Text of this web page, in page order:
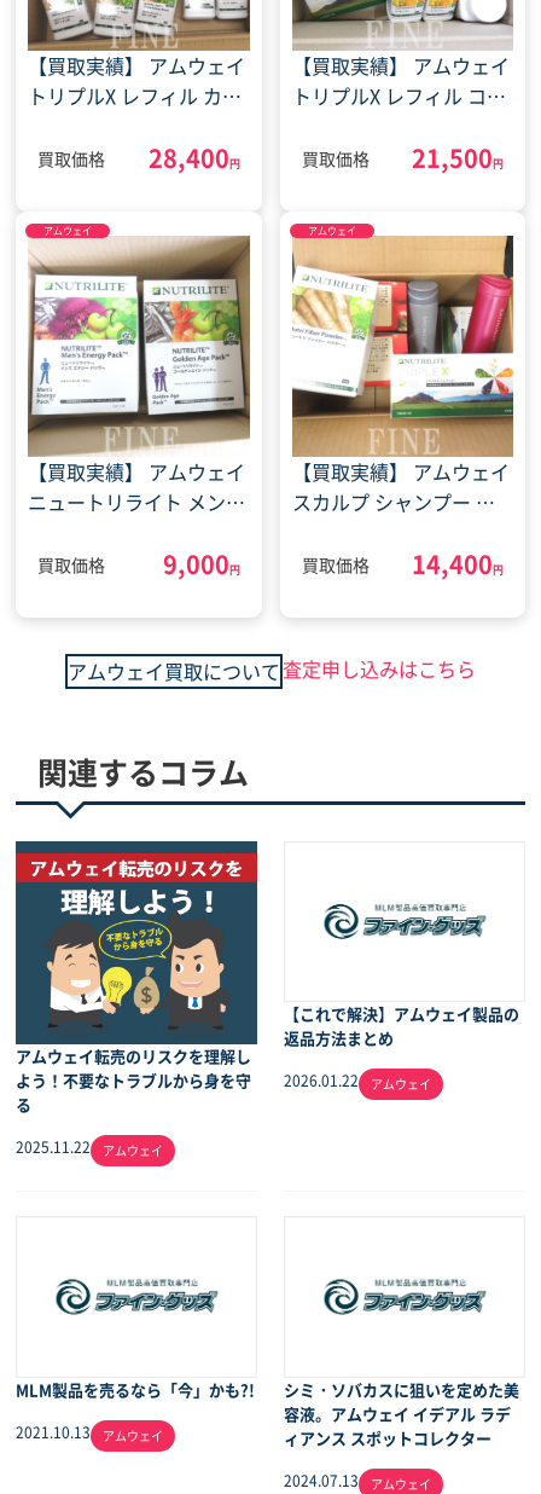
【買取実績】 アムウェイ
トリプルX レフィル カロ
ロチン サプリ(2023年12
買取価格 28,400円
【買取実績】 アムウェイ
トリプルX レフィル コー
ート サプリ(2023年3月
買取価格 21,500円
アムウェイ
【買取実績】 アムウェイ
ニュートリライト メンズ
デンエイジ パック(2022
買取価格 9,000円
アムウェイ
【買取実績】 アムウェイ
スカルプ シャンプー ト
(2024年4月8日)
買取価格 14,400円
アムウェイ買取について査定申し込みはこちら
関連するコラム
アムウェイ転売のリスクを理解し
よう！不要なトラブルから身を守
る
2025.11.22 アムウェイ
【これで解決】アムウェイ製品の
返品方法まとめ
2026.01.22 アムウェイ
MLM製品を売るなら「今」かも?!
2021.10.13 アムウェイ
シミ・ソバカスに狙いを定めた美
容液。アムウェイ イデアル ラデ
ィアンス スポットコレクター
2024.07.13 アムウェイ